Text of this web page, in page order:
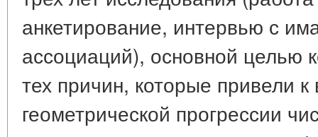
анкетирование, интервью с
ассоциаций), основной целью
тех причин, которые привели
геометрической прогрессии